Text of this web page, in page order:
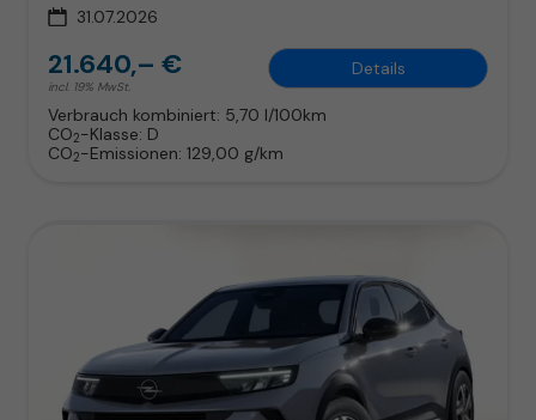
31.07.2026
21.640,– €
incl. 19% MwSt.
Details
Verbrauch kombiniert: 5,70 l/100km
CO2-Klasse: D
CO2-Emissionen: 129,00 g/km